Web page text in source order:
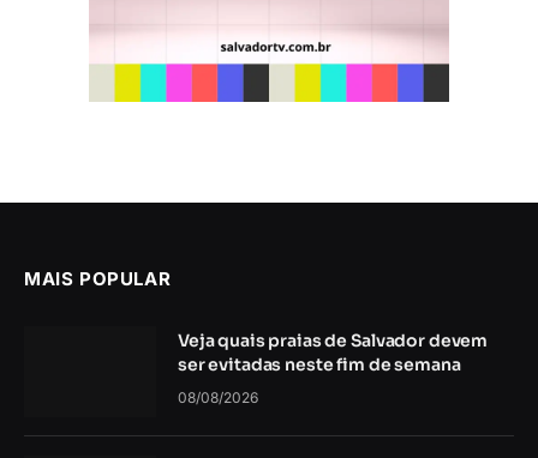
MAIS POPULAR
Veja quais praias de Salvador devem
ser evitadas neste fim de semana
08/08/2026